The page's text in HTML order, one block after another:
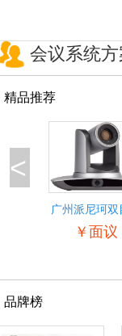
会议系统
精品推荐
<
广州派尼珂双
像机
￥面议
品牌榜